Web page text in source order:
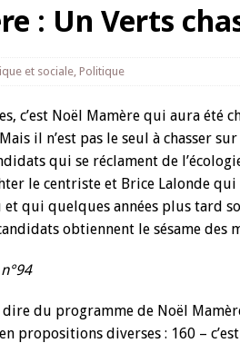
: Un Verts
et sociale, Politique
c’est Noël Mamère qui aura été
il n’est pas le seul à chasser
qui se réclament de
le centriste et Brice Lalonde
qui quelques années plus tard
obtiennent le sésame des
dire du programme de Noël
propositions diverses : 160 –